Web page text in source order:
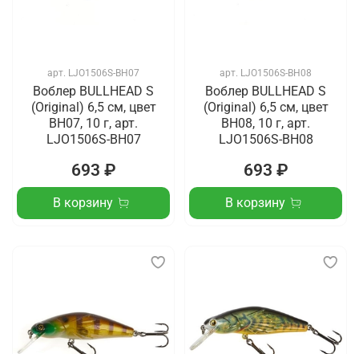
арт. LJO1506S-BH07
Воблер BULLHEAD S
(Original) 6,5 см, цвет
BH07, 10 г, арт.
LJO1506S-BH07
693 ₽
В корзину
арт. LJO1506S-BH08
Воблер BULLHEAD S
(Original) 6,5 см, цвет
BH08, 10 г, арт.
LJO1506S-BH08
693 ₽
В корзину